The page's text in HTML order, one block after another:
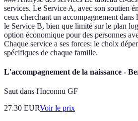
services. Le Service A, avec son soutien
ceux cherchant un accompagnement dans
le Service B, bien que limité sur le plan
option économique pour des personnes
Chaque service a ses forces; le choix
spécifiques de chaque famille.
L'accompagnement de la naissance -
Saut dans l'Inconnu GF
27.30 EURVoir le prix